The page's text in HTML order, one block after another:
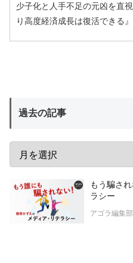
少子化と人手不足の元凶を直
り高度経済成長は復活できる』
過去の記事
もう騙さ
ラシー
アゴラ編集部